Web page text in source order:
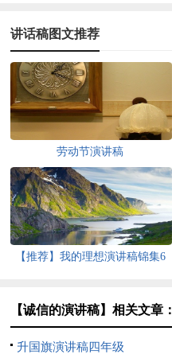
讲话稿图文推荐
劳动节演讲稿
【推荐】我的理想演讲稿锦集6
【诚信的演讲稿】相关文章：
升国旗演讲稿四年级